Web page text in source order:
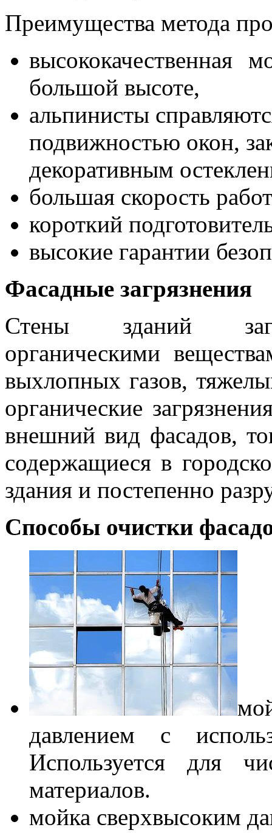
Преимущества метода
большой высоте,
альпинисты
подвижностью окон,
декоративным
большая скорость
короткий
высокие гарантии
Фасадные загрязнения
Стены зданий
органическими
выхлопных газов,
органические
внешний вид фасадов,
содержащиеся в
здания и постепенно
Способы очистки
давлением с
Используется для
материалов.
мойка сверхвысоким